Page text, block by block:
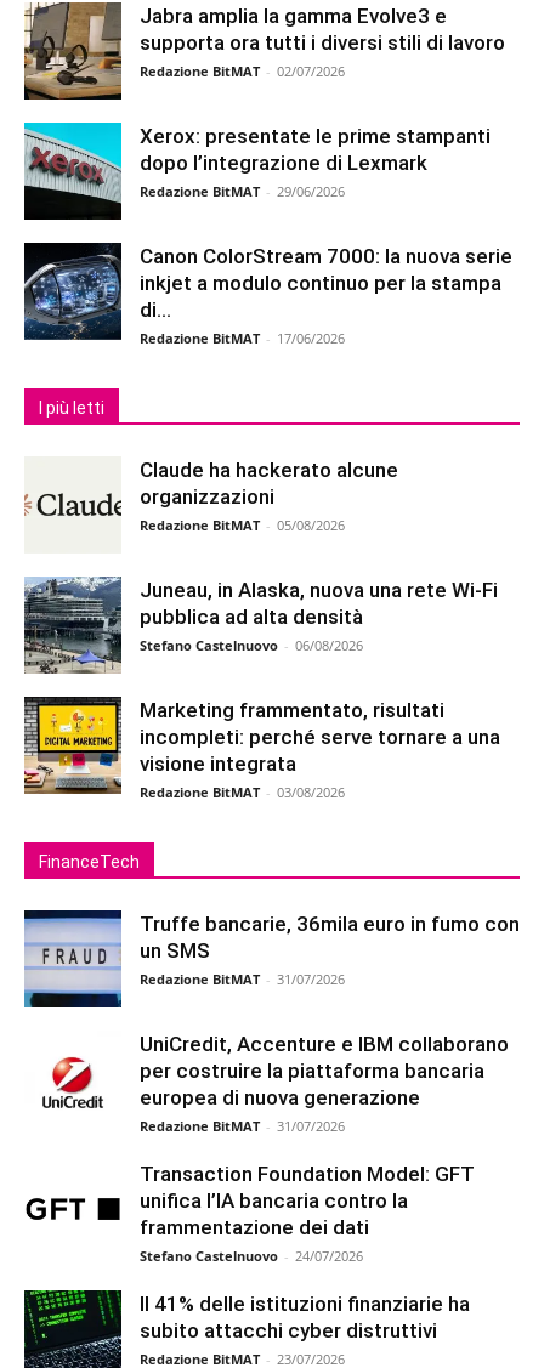
Jabra amplia la gamma Evolve3 e
supporta ora tutti i diversi stili di lavoro
Redazione BitMAT - 02/07/2026
Xerox: presentate le prime stampanti
dopo l’integrazione di Lexmark
Redazione BitMAT - 29/06/2026
Canon ColorStream 7000: la nuova serie
inkjet a modulo continuo per la stampa
di...
Redazione BitMAT - 17/06/2026
I più letti
Claude ha hackerato alcune
organizzazioni
Redazione BitMAT - 05/08/2026
Juneau, in Alaska, nuova una rete Wi-Fi
pubblica ad alta densità
Stefano Castelnuovo - 06/08/2026
Marketing frammentato, risultati
incompleti: perché serve tornare a una
visione integrata
Redazione BitMAT - 03/08/2026
FinanceTech
Truffe bancarie, 36mila euro in fumo con
un SMS
Redazione BitMAT - 31/07/2026
UniCredit, Accenture e IBM collaborano
per costruire la piattaforma bancaria
europea di nuova generazione
Redazione BitMAT - 31/07/2026
Transaction Foundation Model: GFT
unifica l’IA bancaria contro la
frammentazione dei dati
Stefano Castelnuovo - 24/07/2026
Il 41% delle istituzioni finanziarie ha
subito attacchi cyber distruttivi
Redazione BitMAT - 23/07/2026